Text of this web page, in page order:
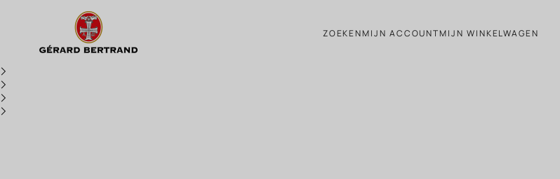
Adventskalender dag 9
ZOEKENMIJN ACCOUNTMIJN WINKELWAGEN